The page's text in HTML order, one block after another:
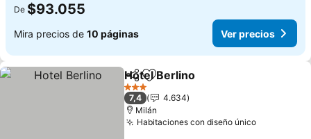
De $93.055
Mira precios de 10 páginas Ver precios
CompartirAgregar a favoritos
Hotel Berlino
3 Estrellas
7,4
4.634
Milán
Habitaciones con diseño únicoVer